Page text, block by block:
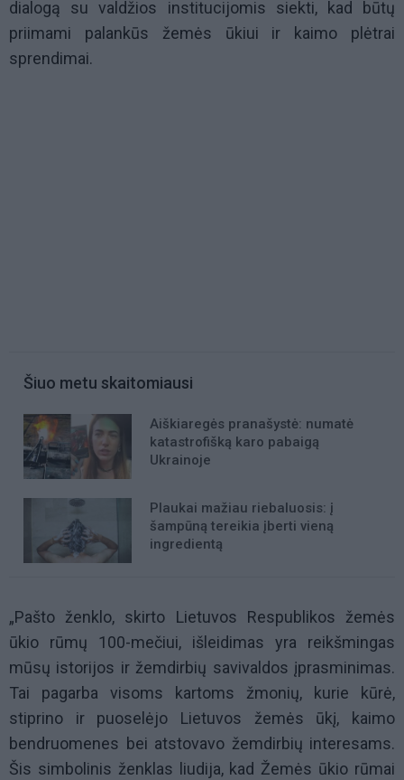
dialogą su valdžios institucijomis siekti, kad būtų
priimami palankūs žemės ūkiui ir kaimo plėtrai
sprendimai.
Šiuo metu skaitomiausi
Aiškiaregės pranašystė: numatė
katastrofišką karo pabaigą
Ukrainoje
Plaukai mažiau riebaluosis: į
šampūną tereikia įberti vieną
ingredientą
„Pašto ženklo, skirto Lietuvos Respublikos žemės
ūkio rūmų 100-mečiui, išleidimas yra reikšmingas
mūsų istorijos ir žemdirbių savivaldos įprasminimas.
Tai pagarba visoms kartoms žmonių, kurie kūrė,
stiprino ir puoselėjo Lietuvos žemės ūkį, kaimo
bendruomenes bei atstovavo žemdirbių interesams.
Šis simbolinis ženklas liudija, kad Žemės ūkio rūmai